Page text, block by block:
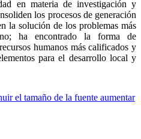
en materia de investigación y
los procesos de generación
la solución de los problemas más
ha encontrado la forma de
humanos más calificados y
para el desarrollo local y
el tamaño de la fuente aumentar